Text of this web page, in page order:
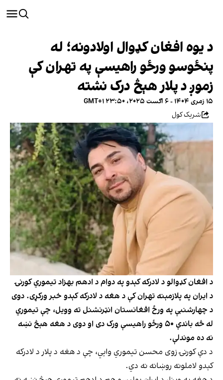
د یوه افغان کډوال اولادونه؛ له
پنځوسو ورځو راهیسې په تهران کې
زموږ د پلار هېڅ درک نشته
۱۵ زمری ۱۴۰۴ - ۶ اګست ۲۰۲۵، ۲۳:۵۰ GMT+۱
شریک کول
د افغان کډوالو د لادرکه کېدو په دوام د ادهم بهزاد تیموري کورنۍ
د ایران په پلازمېنه تهران کې د هغه د لادرکه کېدو خبر ورکړی. دوی
د چهارشنبې په ورځ افغانستان انټرنشنل ته وویل، چې تیموري
له څه باندې ۵۰ ورځو راهیسې ورک دی او دوی د هغه هېڅ نښه
نه ده موندلې.
د دې کورنۍ زوی محسن تیموري وايي، چې د هغه د پلار د لادرکه
کېدو لاملونه روښانه نه دي.